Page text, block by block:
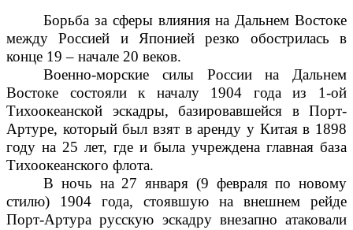
Борьба за сферы влияния на Дальнем Востоке
между Россией и Японией резко обострилась в
конце 19 – начале 20 веков.
Военно-морские силы России на Дальнем
Востоке состояли к началу 1904 года из 1-ой
Тихоокеанской эскадры, базировавшейся в Порт-
Артуре, который был взят в аренду у Китая в 1898
году на 25 лет, где и была учреждена главная база
Тихоокеанского флота.
В ночь на 27 января (9 февраля по новому
стилю) 1904 года, стоявшую на внешнем рейде
Порт-Артура русскую эскадру внезапно атаковали